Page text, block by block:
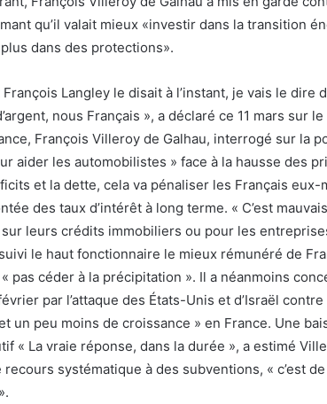
qu’il valait mieux «investir dans la transition
dans des protections».
Langley le disait à l’instant, je vais le dire
nous Français », a déclaré ce 11 mars sur
François Villeroy de Galhau, interrogé sur la
aider les automobilistes » face à la hausse des
et la dette, cela va pénaliser les Français eux-
des taux d’intérêt à long terme. « C’est
sur leurs crédits immobiliers ou pour les
le haut fonctionnaire le mieux rémunéré de
pas céder à la précipitation ». Il a néanmoins
par l’attaque des États-Unis et d’Israël contre
un peu moins de croissance » en France. Une
« La vraie réponse, dans la durée », a estimé
systématique à des subventions, « c’est